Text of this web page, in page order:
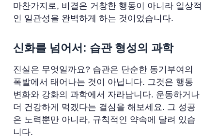
마찬가지로, 비결은 거창한 행동이 아니라 일상적
인 일관성을 완벽하게 하는 것이었습니다.
신화를 넘어서: 습관 형성의 과학
진실은 무엇일까요? 습관은 단순한 동기부여의
폭발에서 태어나는 것이 아닙니다. 그것은 행동
변화와 강화의 과학에서 자라납니다. 운동하거나
더 건강하게 먹겠다는 결심을 해보세요. 그 성공
은 노력뿐만 아니라, 규칙적인 약속에 달려 있습
니다.